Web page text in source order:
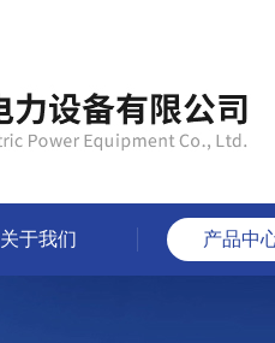
关于我们 产品中